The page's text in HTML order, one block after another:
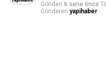
Gönderi 6 sene önce
Gönderen yapihaber